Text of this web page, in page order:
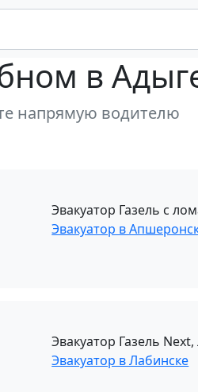
в
напрямую водителю
Эвакуатор Газель с
Эвакуатор в
Эвакуатор Газель
Эвакуатор в Лабинске